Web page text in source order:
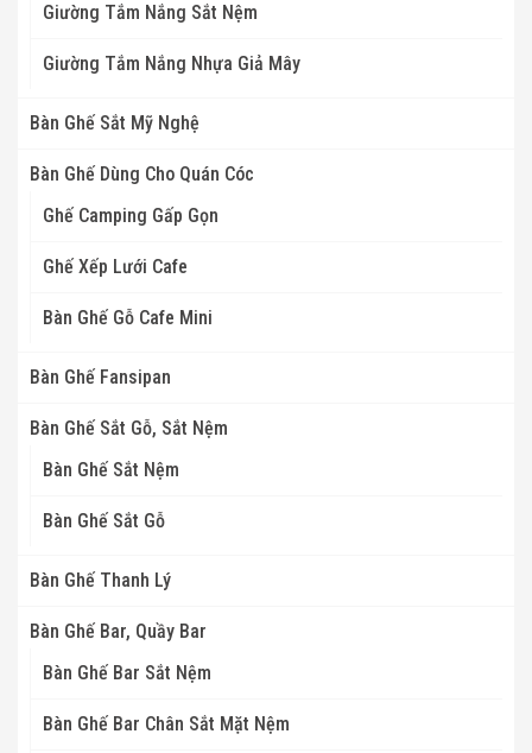
Giường Tắm Nắng Sắt Nệm
Giường Tắm Nắng Nhựa Giả Mây
Bàn Ghế Sắt Mỹ Nghệ
Bàn Ghế Dùng Cho Quán Cóc
Ghế Camping Gấp Gọn
Ghế Xếp Lưới Cafe
Bàn Ghế Gỗ Cafe Mini
Bàn Ghế Fansipan
Bàn Ghế Sắt Gỗ, Sắt Nệm
Bàn Ghế Sắt Nệm
Bàn Ghế Sắt Gỗ
Bàn Ghế Thanh Lý
Bàn Ghế Bar, Quầy Bar
Bàn Ghế Bar Sắt Nệm
Bàn Ghế Bar Chân Sắt Mặt Nệm